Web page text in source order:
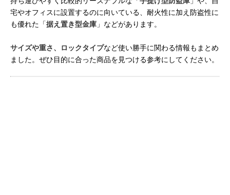
宅やオフィスに設置するのに向いている、耐火性に加え防盗性に
も優れた「据え置き型金庫 」などがあります。
サイズや重さ、ロックタイプなど使い勝手に関わる情報もまとめ
ました。ぜひ目的に合った商品を見つける参考にしてください。